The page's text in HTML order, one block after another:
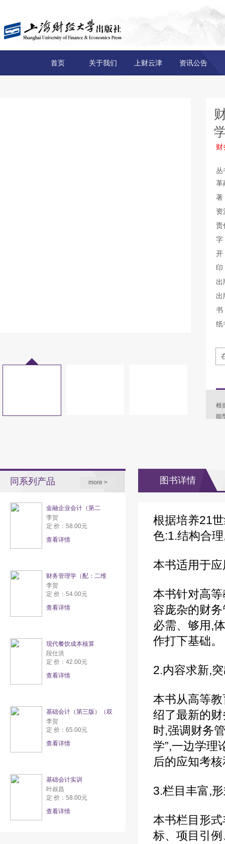
首页 关于我们 上财云津 资讯公告
财
丛
革
著
资
责
出
出
纸
根
能
同系列产品 more >
金融企业会计（第二
李贺
定 价：58.00元
查看详情
财务管理学（配：二维
李贺
定 价：54.00元
查看详情
现代餐饮成本核算
段仕洪
定 价：42.00元
查看详情
基础会计（第三版）（双
李贺
定 价：65.00元
查看详情
基础会计实训
叶叔昌
定 价：58.00元
查看详情
图书详情
根据培养21
色:1.结构合
本书适用于
本书针对高
容庞杂的财
必需、够用,
作打下基础。
2.内容求新,
本书从高等
绍了最新的
时,强调财务
学”,一边学理
后的应知考
3.栏目丰富,
本书栏目形
标、项目引